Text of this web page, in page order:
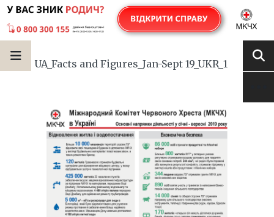
UA_Facts and Figures_Jan-Sept 19_UKR_1